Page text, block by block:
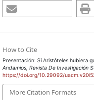
How to Cite
Presentación: Si Aristóteles hubiera
Andamios, Revista De Investigación
https://doi.org/10.29092/
More Citation Formats